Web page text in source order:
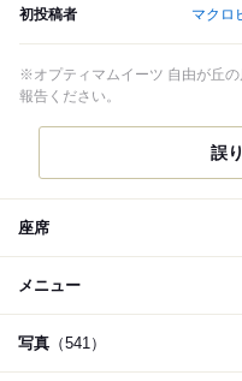
初投稿者 マクロ
※オプティマムイーツ 自由が丘
報告ください。
誤
座席
メニュー
写真 （541）